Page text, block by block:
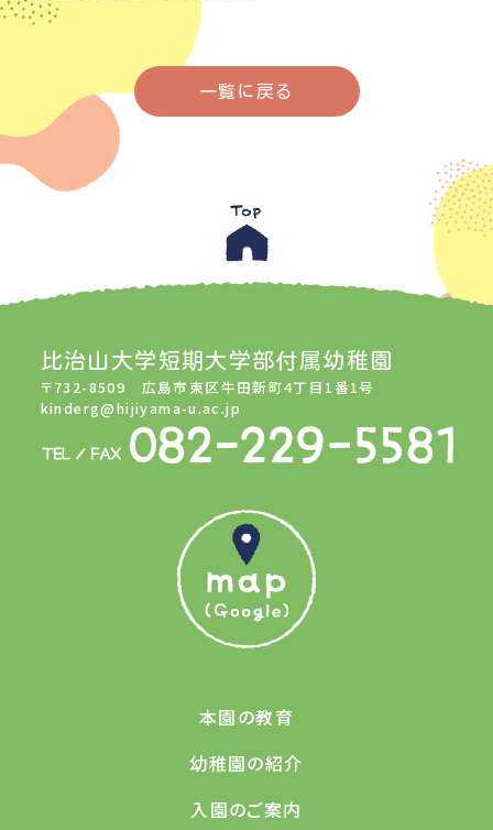
一覧に戻る
比治山大学短期大学部付属幼稚園
〒732-8509 広島市東区牛田新町4丁目1番1号
kinderg@hijiyama-u.ac.jp
本園の教育
幼稚園の紹介
入園のご案内